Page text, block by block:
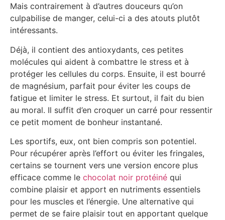
Mais contrairement à d’autres douceurs qu’on
culpabilise de manger, celui-ci a des atouts plutôt
intéressants.
Déjà, il contient des antioxydants, ces petites
molécules qui aident à combattre le stress et à
protéger les cellules du corps. Ensuite, il est bourré
de magnésium, parfait pour éviter les coups de
fatigue et limiter le stress. Et surtout, il fait du bien
au moral. Il suffit d’en croquer un carré pour ressentir
ce petit moment de bonheur instantané.
Les sportifs, eux, ont bien compris son potentiel.
Pour récupérer après l’effort ou éviter les fringales,
certains se tournent vers une version encore plus
efficace comme le chocolat noir protéiné qui
combine plaisir et apport en nutriments essentiels
pour les muscles et l’énergie. Une alternative qui
permet de se faire plaisir tout en apportant quelque